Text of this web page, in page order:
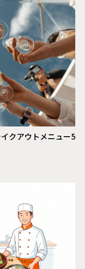
クアウトメニュー5